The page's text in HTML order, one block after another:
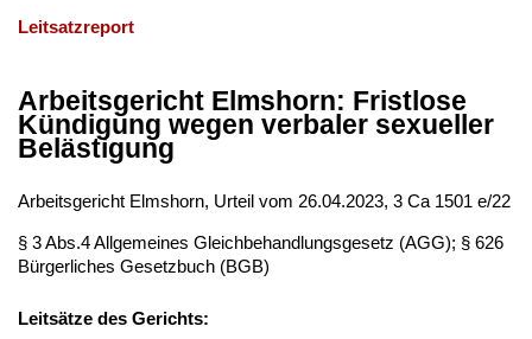
Leitsatzreport
Arbeitsgericht Elmshorn: Fristlose
Kündigung wegen verbaler sexueller
Belästigung
Arbeitsgericht Elmshorn, Urteil vom 26.04.2023, 3 Ca 1501 e/22
§ 3 Abs.4 Allgemeines Gleichbehandlungsgesetz (AGG); § 626
Bürgerliches Gesetzbuch (BGB)
Leitsätze des Gerichts: